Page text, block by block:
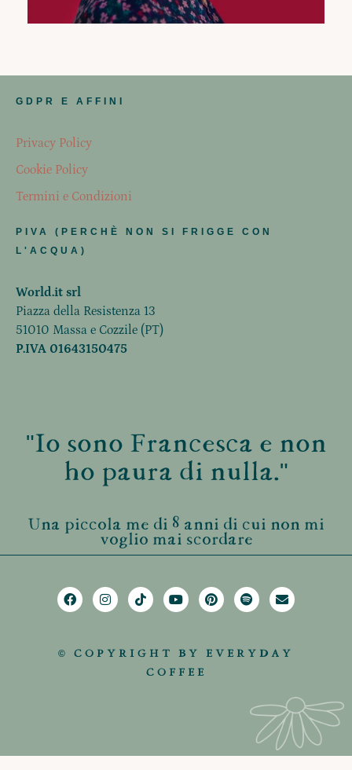
GDPR E AFFINI
Privacy Policy
Cookie Policy
Termini e Condizioni
PIVA (PERCHÈ NON SI FRIGGE CON
L'ACQUA)
World.it srl
Piazza della Resistenza 13
51010 Massa e Cozzile (PT)
P.IVA 01643150475
"Io sono Francesca e non
ho paura di nulla."
Una piccola me di 8 anni di cui non mi
voglio mai scordare
© COPYRIGHT BY EVERYDAY
COFFEE